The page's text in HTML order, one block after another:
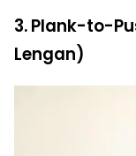
3. Plank-to-
Lengan)